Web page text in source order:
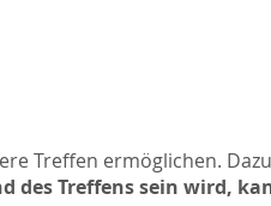
Treffen ermöglichen.
des Treffens sein wird,